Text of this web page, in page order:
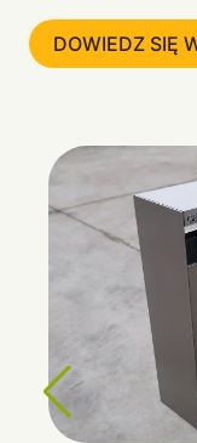
DOWIEDZ SIĘ